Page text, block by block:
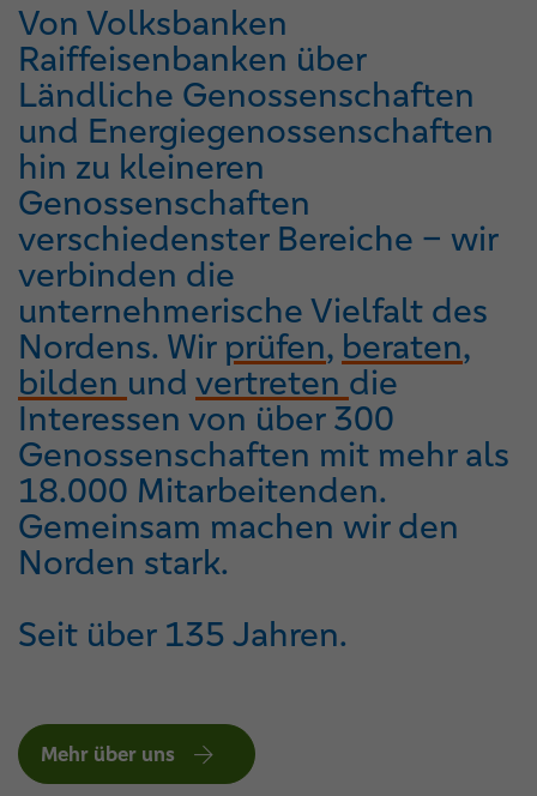
Von Volksbanken
Raiffeisenbanken über
Ländliche Genossenschaften
und Energiegenossenschaften
hin zu kleineren
Genossenschaften
verschiedenster Bereiche – wir
verbinden die
unternehmerische Vielfalt des
Nordens. Wir prüfen, beraten,
bilden und vertreten die
Interessen von über 300
Genossenschaften mit mehr als
18.000 Mitarbeitenden.
Gemeinsam machen wir den
Norden stark.
Seit über 135 Jahren.
Mehr über uns